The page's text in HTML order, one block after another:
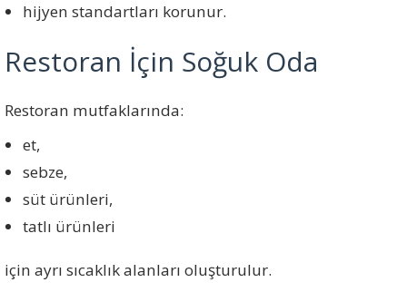
hijyen standartları korunur.
Restoran İçin Soğuk Oda
Restoran mutfaklarında:
et,
sebze,
süt ürünleri,
tatlı ürünleri
için ayrı sıcaklık alanları oluşturulur.